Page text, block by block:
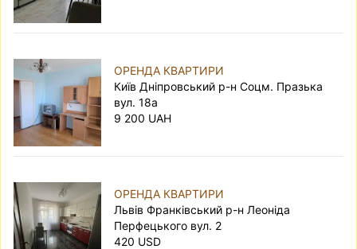
ОРЕНДА КВАРТИРИ
Київ Дніпровський р-н Соцм. Празька
вул. 18а
9 200 UAH
ОРЕНДА КВАРТИРИ
Львів Франківський р-н Леоніда
Перфецького вул. 2
420 USD